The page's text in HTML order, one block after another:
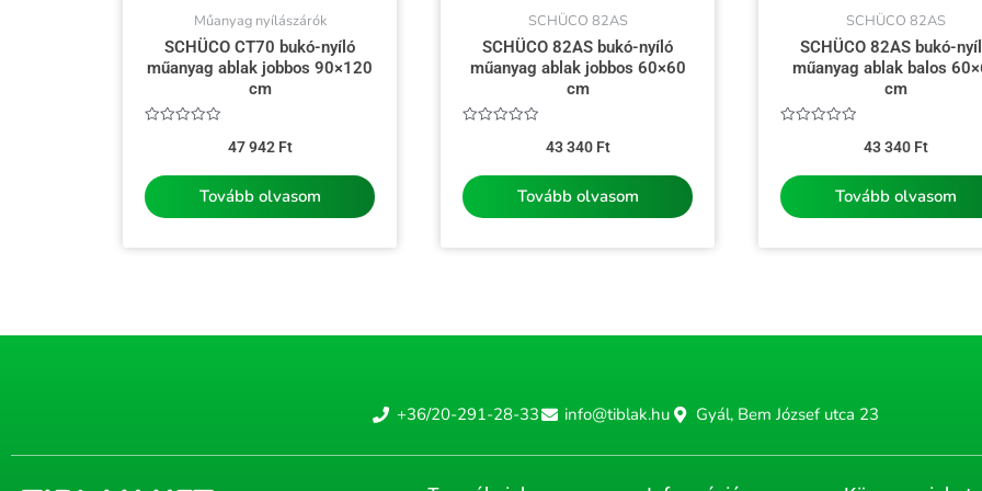
Műanyag nyílászárók
SCHÜCO CT70 bukó-nyíló
műanyag ablak jobbos 90×120
cm
47 942 Ft
Tovább olvasom
SCHÜCO 82AS
SCHÜCO 82AS bukó-nyíló
műanyag ablak jobbos 60×60
cm
43 340 Ft
Tovább olvasom
SCHÜCO 82AS
SCHÜCO 82AS bukó-
műanyag ablak balos
cm
43 340 Ft
Tovább olvasom
+36/20-291-28-33 info@tiblak.hu Gyál, Bem József utca 23